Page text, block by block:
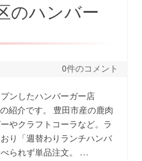
のハンバー
0件のコメント
ンしたハンバーガー店
紹介です。 豊田市産の鹿肉
やクラフトコーラなど。ラ
り「週替わりランチハンバ
られず単品注文。 …